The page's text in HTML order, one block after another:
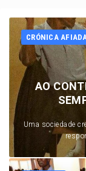
CRÓNICA
AO
Uma sociedade